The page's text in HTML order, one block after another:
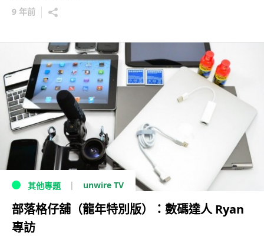
9 年前
其他專題 unwire TV
部落格仔舖（龍年特別版）：數碼達人 Ryan
專訪